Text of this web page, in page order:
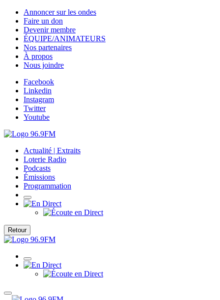
Annoncer sur les ondes
Faire un don
Devenir membre
ÉQUIPE/ANIMATEURS
Nos partenaires
À propos
Nous joindre
Facebook
Linkedin
Instagram
Twitter
Youtube
Actualité | Extraits
Loterie Radio
Podcasts
Émissions
Programmation
Retour